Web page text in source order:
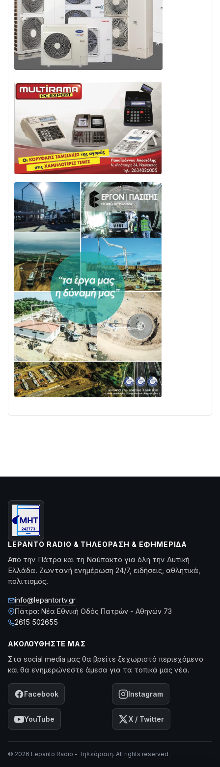
LEPANTO RADIO & ΤΗΛΕΌΡΑΣΗ & ΕΦΗΜΕΡΊΔΑ
Από την Πάτρα και τη Ναύπακτο για όλη την Δυτική
Ελλάδα. Ζωντανή ενημέρωση 24/7, ειδήσεις, αθλητικά,
πολιτισμός.
info@lepantortv.gr
Πάτρα: Νέα Εθνική Οδός Πατρών - Αθηνών 73
2615 502655
ΑΚΟΛΟΥΘΉΣΤΕ ΜΑΣ
Στα social media μας θα βρείτε ξεχωριστό περιεχόμενο
και θα ενημερώνεστε άμεσα για τα τοπικά μας νέα.
Facebook Instagram
YouTube X / Twitter
© 2026 Lepanto Radio - Τηλεόραση. All rights reserved.